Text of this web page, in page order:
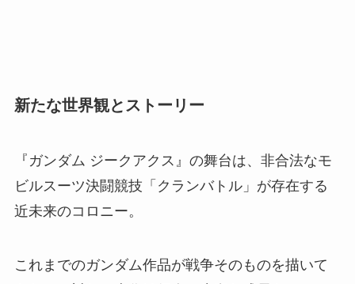
新たな世界観とストーリー
『ガンダム ジークアクス』の舞台は、非合法なモ
ビルスーツ決闘競技「クランバトル」が存在する
近未来のコロニー。
これまでのガンダム作品が戦争そのものを描いて